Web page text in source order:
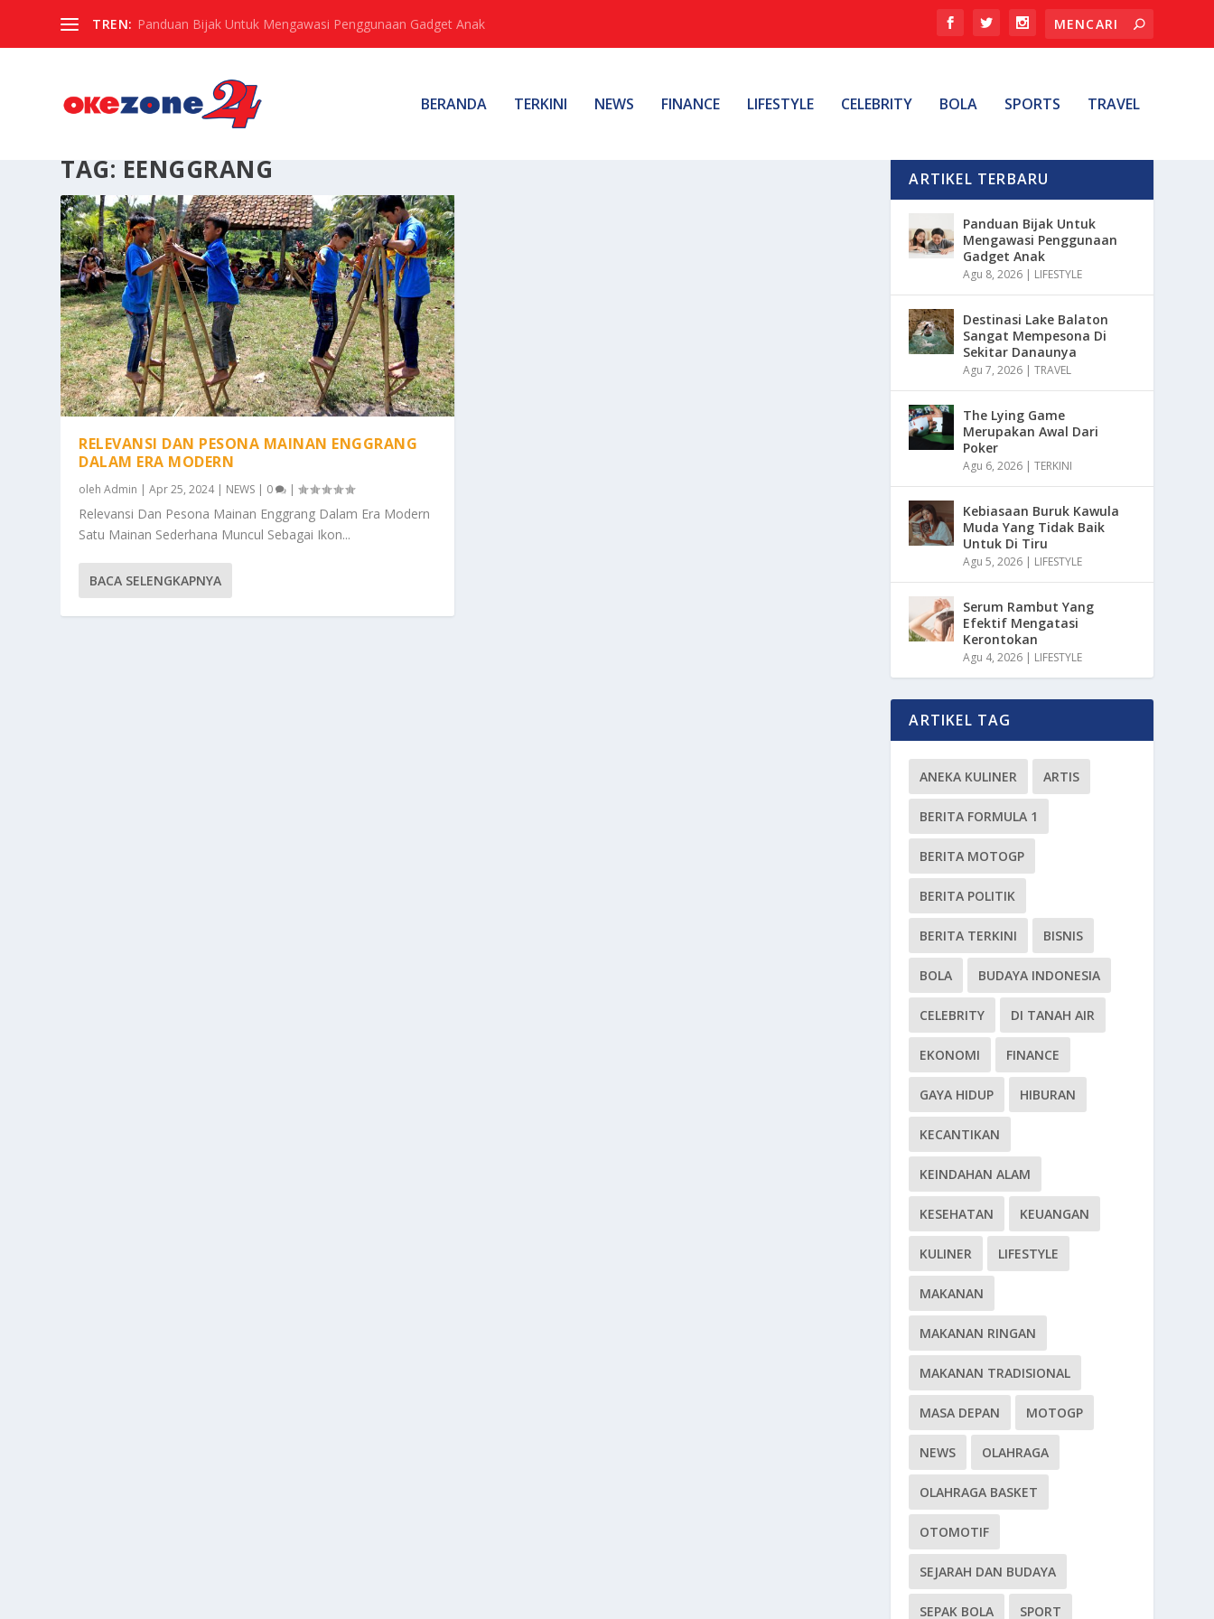
TREN: Panduan Bijak Untuk Mengawasi Penggunaan Gadget Anak
BERANDA TERKINI NEWS FINANCE LIFESTYLE CELEBRITY BOLA SPORTS TRAVEL
TAG: EENGGRANG
RELEVANSI DAN PESONA MAINAN ENGGRANG
DALAM ERA MODERN
olehAdmin |Apr 25, 2024| NEWS | 0 |
Relevansi Dan Pesona Mainan Enggrang Dalam Era Modern
Satu Mainan Sederhana Muncul Sebagai Ikon...
BACA SELENGKAPNYA
ARTIKEL TERBARU
Panduan Bijak Untuk
Mengawasi Penggunaan
Gadget Anak
Agu 8, 2026 | LIFESTYLE
Destinasi Lake Balaton
Sangat Mempesona Di
Sekitar Danaunya
Agu 7, 2026 |TRAVEL
The Lying Game
Merupakan Awal Dari
Poker
Agu 6, 2026 |TERKINI
Kebiasaan Buruk Kawula
Muda Yang Tidak Baik
Untuk Di Tiru
Agu 5, 2026 | LIFESTYLE
Serum Rambut Yang
Efektif Mengatasi
Kerontokan
Agu 4, 2026 | LIFESTYLE
ARTIKEL TAG
ANEKA KULINER ARTIS
BERITA FORMULA 1
BERITA MOTOGP
BERITA POLITIK
BERITA TERKINI BISNIS
BOLA BUDAYA INDONESIA
CELEBRITY DI TANAH AIR
EKONOMI FINANCE
GAYA HIDUP HIBURAN
KECANTIKAN
KEINDAHAN ALAM
KESEHATAN KEUANGAN
KULINER LIFESTYLE
MAKANAN
MAKANAN RINGAN
MAKANAN TRADISIONAL
MASA DEPAN MOTOGP
NEWS OLAHRAGA
OLAHRAGA BASKET
OTOMOTIF
SEJARAH DAN BUDAYA
SEPAK BOLA SPORT